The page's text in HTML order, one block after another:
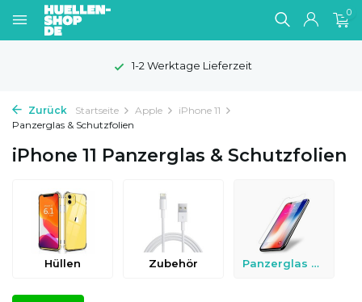
0
1-2 Werktage Lieferzeit
Zurück Startseite Apple
iPhone 11
Panzerglas & Schutzfolien
iPhone 11 Panzerglas & Schutzfolien
Hüllen Zubehör Panzerglas & Schutzfolien